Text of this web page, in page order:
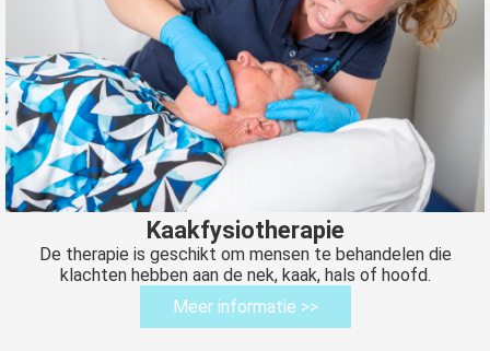
Kaakfysiotherapie
De therapie is geschikt om mensen te behandelen die
klachten hebben aan de nek, kaak, hals of hoofd.
Meer informatie >>